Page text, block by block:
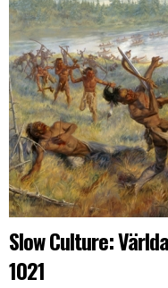
Slow Culture:
1021